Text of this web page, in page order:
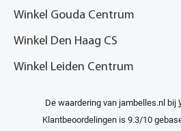
Winkel Gouda Centrum
Winkel Den Haag CS
Winkel Leiden Centrum
De waardering van jambelles.nl bij
Klantbeoordelingen is 9.3/10